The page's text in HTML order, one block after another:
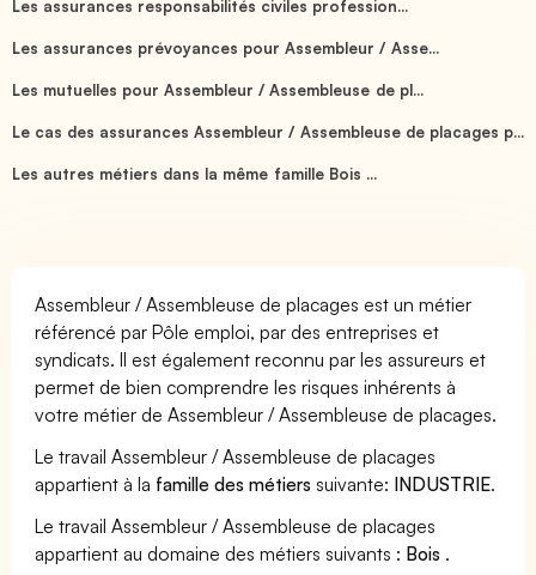
Les assurances responsabilités civiles profession...
Les assurances prévoyances pour Assembleur / Asse...
Les mutuelles pour Assembleur / Assembleuse de pl...
Le cas des assurances Assembleur / Assembleuse de placages p...
Les autres métiers dans la même famille Bois ...
Assembleur / Assembleuse de placages est un métier
référencé par Pôle emploi, par des entreprises et
syndicats. Il est également reconnu par les assureurs et
permet de bien comprendre les risques inhérents à
votre métier de Assembleur / Assembleuse de placages.
Le travail Assembleur / Assembleuse de placages
appartient à la famille des métiers suivante: INDUSTRIE.
Le travail Assembleur / Assembleuse de placages
appartient au domaine des métiers suivants : Bois .